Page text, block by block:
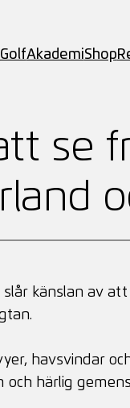
GolfAkademiShop
se
känslan av
havsvindar
och härlig